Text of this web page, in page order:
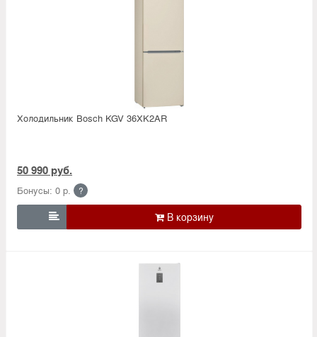
Холодильник Bosсh KGV 36XK2AR
50 990 руб.
Бонусы: 0 р. ?
